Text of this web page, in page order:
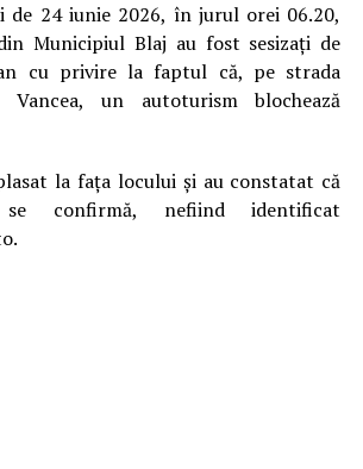
de 24 iunie 2026, în jurul orei 06.20,
Municipiul Blaj au fost sesizați de
cu privire la faptul că, pe strada
un autoturism blochează
la fața locului și au constatat că
confirmă, nefiind identificat